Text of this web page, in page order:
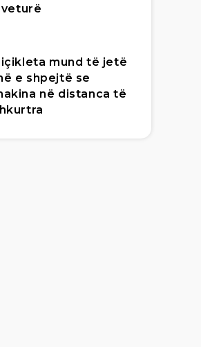
mund të jetë
e shpejtë se
në distanca të